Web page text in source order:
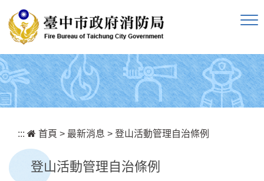
::: 首頁 > 最新消息 > 登山活動管理自治條例
登山活動管理自治條例